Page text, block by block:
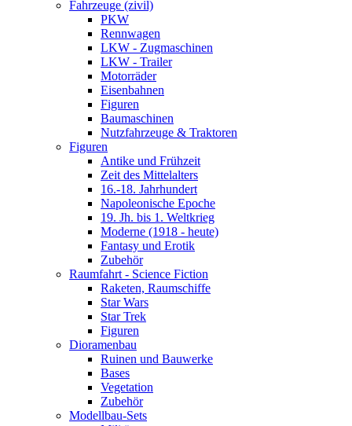
Fahrzeuge (zivil)
PKW
Rennwagen
LKW - Zugmaschinen
LKW - Trailer
Motorräder
Eisenbahnen
Figuren
Baumaschinen
Nutzfahrzeuge & Traktoren
Figuren
Antike und Frühzeit
Zeit des Mittelalters
16.-18. Jahrhundert
Napoleonische Epoche
19. Jh. bis 1. Weltkrieg
Moderne (1918 - heute)
Fantasy und Erotik
Zubehör
Raumfahrt - Science Fiction
Raketen, Raumschiffe
Star Wars
Star Trek
Figuren
Dioramenbau
Ruinen und Bauwerke
Bases
Vegetation
Zubehör
Modellbau-Sets